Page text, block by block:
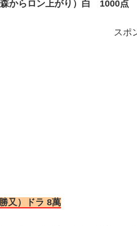
森からロン上がり）白 1000点
スポ
又）ドラ 8萬